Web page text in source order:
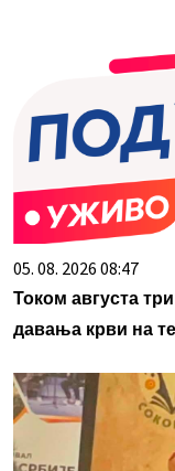
05. 08. 2026 08:47
Током августа
давања крви на